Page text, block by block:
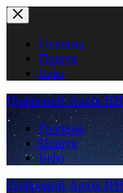
Перейти
до
вмістуГоловна
Пошук
Інфо
Цифровий Архів
Головна
Пошук
Інфо
Цифровий Архів